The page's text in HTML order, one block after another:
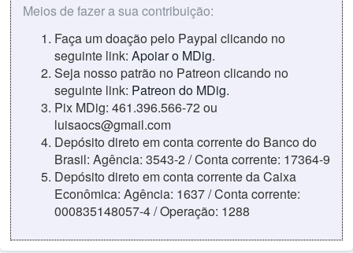
Meios de fazer a sua contribuição:
Faça um doação pelo Paypal clicando no
seguinte link: Apoiar o MDig.
Seja nosso patrão no Patreon clicando no
seguinte link: Patreon do MDig.
Pix MDig: 461.396.566-72 ou
luisaocs@gmail.com
Depósito direto em conta corrente do Banco do
Brasil: Agência: 3543-2 / Conta corrente: 17364-9
Depósito direto em conta corrente da Caixa
Econômica: Agência: 1637 / Conta corrente:
000835148057-4 / Operação: 1288